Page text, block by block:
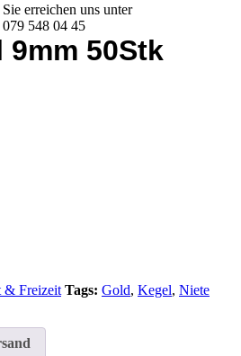
erreichen uns unter
548 04 45
9mm 50Stk
& Freizeit Tags: Gold, Kegel, Niete